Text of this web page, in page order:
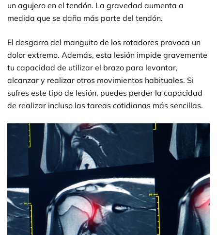
un agujero en el tendón. La gravedad aumenta a
medida que se daña más parte del tendón.
El desgarro del manguito de los rotadores provoca un
dolor extremo. Además, esta lesión impide gravemente
tu capacidad de utilizar el brazo para levantar,
alcanzar y realizar otros movimientos habituales. Si
sufres este tipo de lesión, puedes perder la capacidad
de realizar incluso las tareas cotidianas más sencillas.